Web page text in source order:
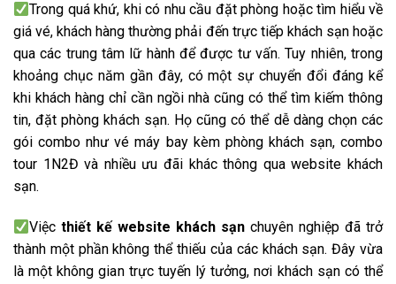
Trong quá khứ, khi có nhu cầu đặt phòng hoặc tìm hiểu về
giá vé, khách hàng thường phải đến trực tiếp khách sạn hoặc
qua các trung tâm lữ hành để được tư vấn.Tuy nhiên, trong
khoảng chục năm gần đây, có một sự chuyển đổi đáng kể
khi khách hàng chỉ cần ngồi nhà cũng có thể tìm kiếm thông
tin, đặt phòng khách sạn. Họ cũng có thể dễ dàng chọn các
gói combo như vé máy bay kèm phòng khách sạn, combo
tour 1N2Đ và nhiều ưu đãi khác thông qua website khách
sạn.
Việcthiết kế website khách sạn chuyên nghiệp đã trở
thành một phần không thể thiếu của các khách sạn. Đây vừa
là một không gian trực tuyến lý tưởng, nơi khách sạn có thể